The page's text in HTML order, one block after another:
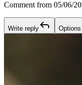
Comment from 05/06/
Write reply Options